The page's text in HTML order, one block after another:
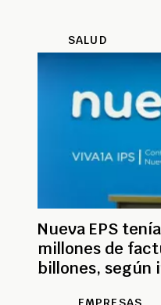
SALUD
Nueva EPS
millones de
billones, según